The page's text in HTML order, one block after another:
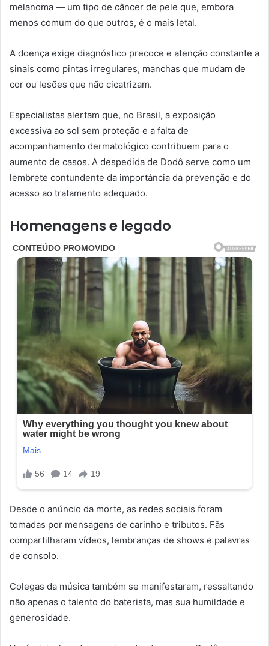
melanoma — um tipo de câncer de pele que, embora
menos comum do que outros, é o mais letal.
A doença exige diagnóstico precoce e atenção constante a
sinais como pintas irregulares, manchas que mudam de
cor ou lesões que não cicatrizam.
Especialistas alertam que, no Brasil, a exposição
excessiva ao sol sem proteção e a falta de
acompanhamento dermatológico contribuem para o
aumento de casos. A despedida de Dodô serve como um
lembrete contundente da importância da prevenção e do
acesso ao tratamento adequado.
Homenagens e legado
Desde o anúncio da morte, as redes sociais foram
tomadas por mensagens de carinho e tributos. Fãs
compartilharam vídeos, lembranças de shows e palavras
de consolo.
Colegas da música também se manifestaram, ressaltando
não apenas o talento do baterista, mas sua humildade e
generosidade.